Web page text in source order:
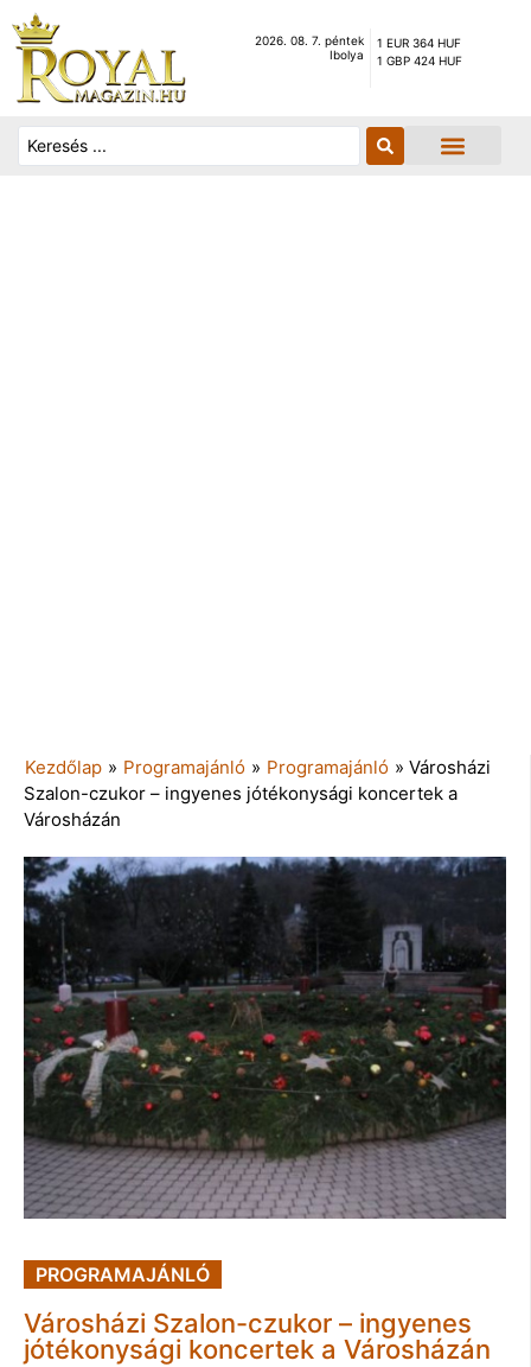
2026. 08. 7. péntek
Ibolya
1 EUR 364 HUF
1 GBP 424 HUF
Kezdőlap » Programajánló » Programajánló » Városházi
Szalon-czukor – ingyenes jótékonysági koncertek a
Városházán
PROGRAMAJÁNLÓ
Városházi Szalon-czukor – ingyenes
jótékonysági koncertek a Városházán